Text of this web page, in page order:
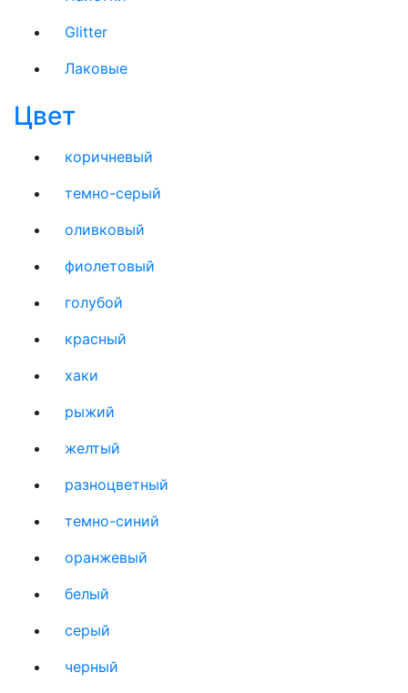
Glitter
Лаковые
Цвет
коричневый
темно-серый
оливковый
фиолетовый
голубой
красный
хаки
рыжий
желтый
разноцветный
темно-синий
оранжевый
белый
серый
черный